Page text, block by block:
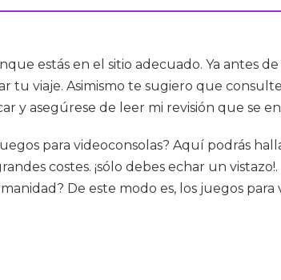
estás en el sitio adecuado. Ya antes
tu viaje. Asimismo te sugiero que
y asegúrese de leer mi revisión que se
para videoconsolas? Aquí podrás
costes. ¡sólo debes echar un
De este modo es, los juegos para